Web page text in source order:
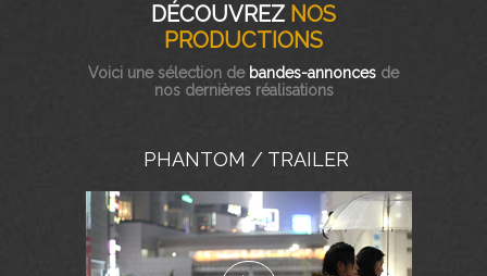
DÉCOUVREZ NOS
PRODUCTIONS
Voici une sélection de bandes-annonces de
nos dernières réalisations
PHANTOM / TRAILER